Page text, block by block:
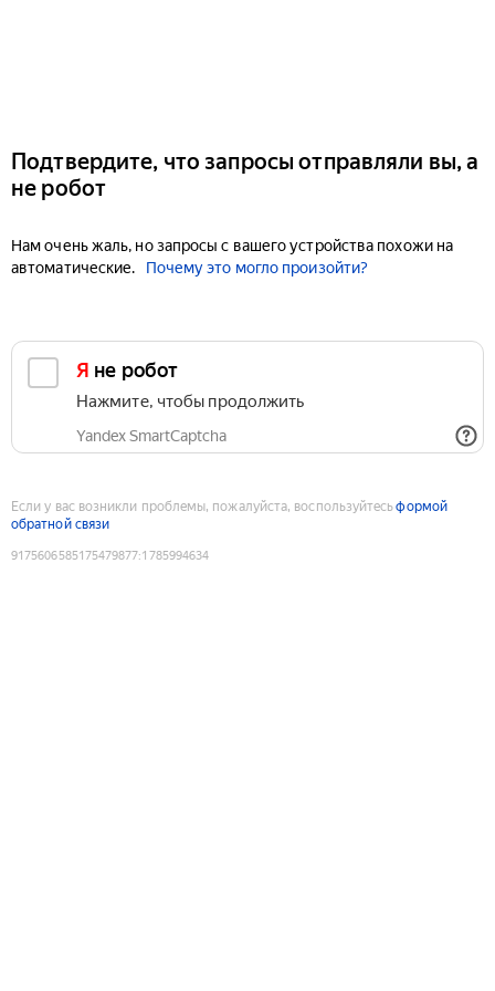
Подтвердите, что запросы отправляли вы, а
не робот
Нам очень жаль, но запросы с вашего устройства похожи на
автоматические.
Почему это могло произойти?
Я не робот
Нажмите, чтобы продолжить
Yandex SmartCaptcha
Если у вас возникли проблемы, пожалуйста, воспользуйтесьформой
обратной связи
9175606585175479877:1785994634